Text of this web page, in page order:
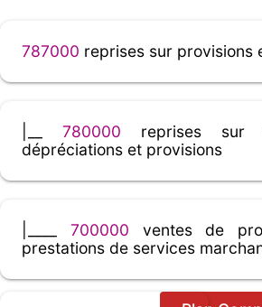
787000 reprises sur provisions
780000 reprises sur
dépréciations et provisions
700000 ventes de
prestations de services